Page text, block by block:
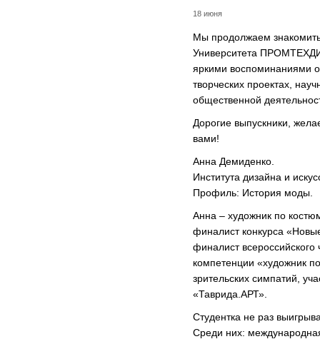
18 июня
Мы продолжаем
Университета
яркими воспоминаниями
творческих проектах,
общественной
Дорогие выпускники,
вами!
Анна Демиденко.
Института дизайна и
Профиль: История моды.
Анна – художник по
финалист конкурса
финалист
компетенции «художник
зрительских симпатий,
«Таврида.АРТ».
Студентка не раз
Среди них: